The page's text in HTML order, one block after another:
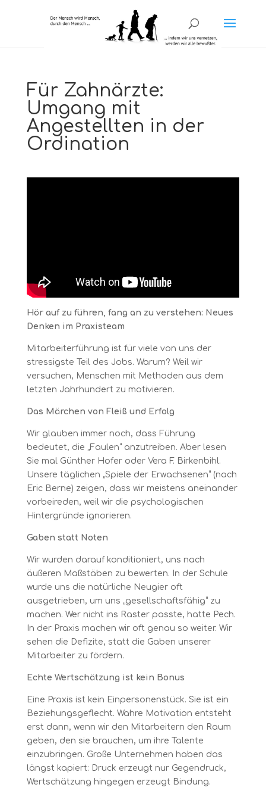
Für Zahnärzte:
Umgang mit
Angestellten in der
Ordination
Hör auf zu führen, fang an zu verstehen: Neues
Denken im Praxisteam
Mitarbeiterführung ist für viele von uns der
stressigste Teil des Jobs. Warum? Weil wir
versuchen, Menschen mit Methoden aus dem
letzten Jahrhundert zu motivieren.
Das Märchen von Fleiß und Erfolg
Wir glauben immer noch, dass Führung
bedeutet, die „Faulen“ anzutreiben. Aber lesen
Sie mal Günther Hofer oder Vera F. Birkenbihl.
Unsere täglichen „Spiele der Erwachsenen“ (nach
Eric Berne) zeigen, dass wir meistens aneinander
vorbeireden, weil wir die psychologischen
Hintergründe ignorieren.
Gaben statt Noten
Wir wurden darauf konditioniert, uns nach
äußeren Maßstäben zu bewerten. In der Schule
wurde uns die natürliche Neugier oft
ausgetrieben, um uns „gesellschaftsfähig“ zu
machen. Wer nicht ins Raster passte, hatte Pech.
In der Praxis machen wir oft genau so weiter. Wir
sehen die Defizite, statt die Gaben unserer
Mitarbeiter zu fördern.
Echte Wertschätzung ist kein Bonus
Eine Praxis ist kein Einpersonenstück. Sie ist ein
Beziehungsgeflecht. Wahre Motivation entsteht
erst dann, wenn wir den Mitarbeitern den Raum
geben, den sie brauchen, um ihre Talente
einzubringen. Große Unternehmen haben das
längst kapiert: Druck erzeugt nur Gegendruck,
Wertschätzung hingegen erzeugt Bindung.